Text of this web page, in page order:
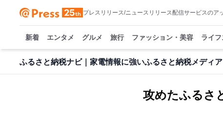
プレスリリース/ニュースリリース配信サービスのア
新着 エンタメ グルメ 旅行 ファッション・美容 ライ
ふるさと納税ナビ｜家電情報に強いふるさと納税メディア
攻めたふるさ